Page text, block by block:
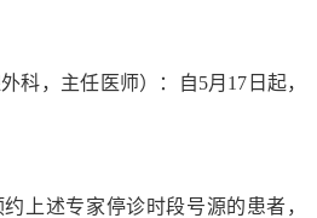
科，主任医师）：自5月17日起，
上述专家停诊时段号源的患者，